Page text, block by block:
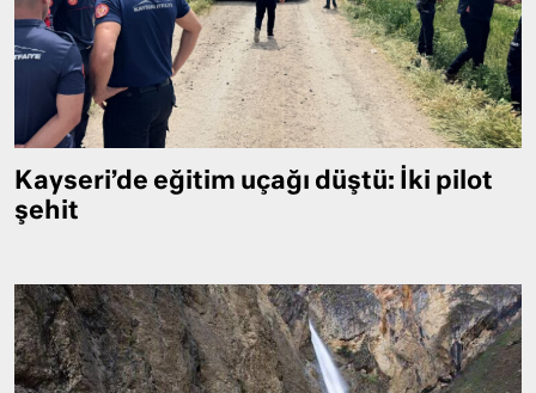
Kayseri’de eğitim uçağı düştü: İki pilot
şehit